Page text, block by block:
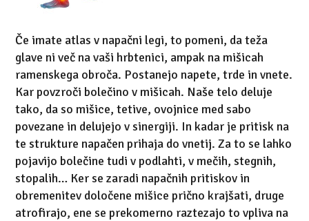
Če imate atlas v napačni legi, to pomeni, da teža
glave ni več na vaši hrbtenici, ampak na mišicah
ramenskega obroča. Postanejo napete, trde in vnete.
Kar povzroči bolečino v mišicah. Naše telo deluje
tako, da so mišice, tetive, ovojnice med sabo
povezane in delujejo v sinergiji. In kadar je pritisk na
te strukture napačen prihaja do vnetij. Za to se lahko
pojavijo bolečine tudi v podlahti, v mečih, stegnih,
stopalih… Ker se zaradi napačnih pritiskov in
obremenitev določene mišice prično krajšati, druge
atrofirajo, ene se prekomerno raztezajo to vpliva na